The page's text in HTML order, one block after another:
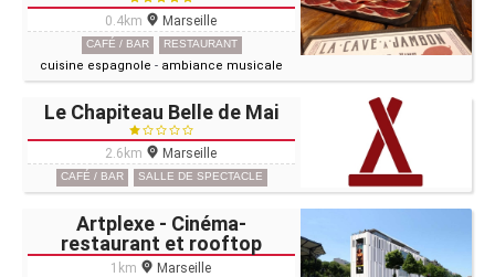
0.4km Marseille
CAFÉ / BAR RESTAURANT
cuisine espagnole - ambiance musicale
Le Chapiteau Belle de Mai
2.6km Marseille
CAFÉ / BAR SALLE DE SPECTACLE
Artplexe - Cinéma-
restaurant et rooftop
1km Marseille